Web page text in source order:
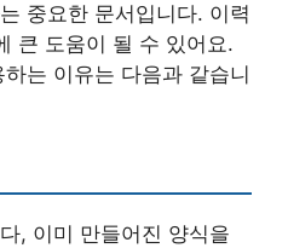
중요한 문서입니다. 이력
큰 도움이 될 수 있어요.
는 이유는 다음과 같습니
, 이미 만들어진 양식을